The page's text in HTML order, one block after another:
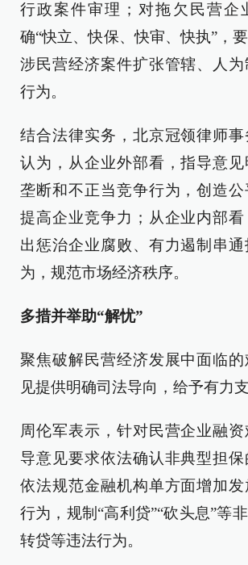
行政案件审理；对拖欠民营企
确“快立、快保、快审、快执”，
涉民营经济案件扩张管辖、人
行为。
结合法律实务，北京冠领律师
认为，从企业外部看，指导意见
垄断和不正当竞争行为，创造公
提高企业竞争力；从企业内部
出惩治企业腐败、有力遏制串
为，规范市场经济秩序。
多措并举助“解忧”
聚焦破解民营经济发展中面临
见提供明确司法导向，给予有力支
周伦军表示，针对民营企业融
导意见要求依法确认非典型担保
依法规范金融机构单方面增加
行为，规制“高利贷”“砍头息”等
转贷等违法行为。